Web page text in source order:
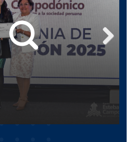
Next